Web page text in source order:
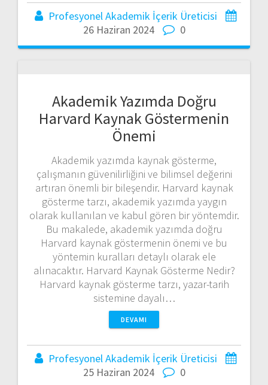
Profesyonel Akademik İçerik Üreticisi
26 Haziran 2024
0
Akademik Yazımda Doğru
Harvard Kaynak Göstermenin
Önemi
Akademik yazımda kaynak gösterme,
çalışmanın güvenilirliğini ve bilimsel değerini
artıran önemli bir bileşendir. Harvard kaynak
gösterme tarzı, akademik yazımda yaygın
olarak kullanılan ve kabul gören bir yöntemdir.
Bu makalede, akademik yazımda doğru
Harvard kaynak göstermenin önemi ve bu
yöntemin kuralları detaylı olarak ele
alınacaktır. Harvard Kaynak Gösterme Nedir?
Harvard kaynak gösterme tarzı, yazar-tarih
sistemine dayalı…
DEVAMI
Profesyonel Akademik İçerik Üreticisi
25 Haziran 2024
0